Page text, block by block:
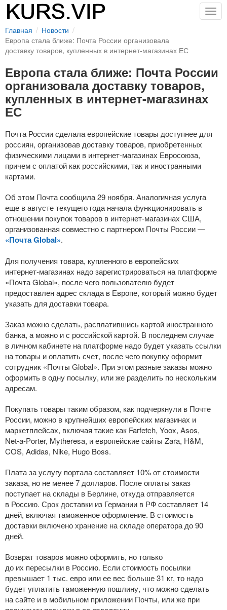
Главная
Новости
Европа стала ближе: Почта России организовала
доставку товаров, купленных в интернет-магазинах ЕС
Европа стала ближе: Почта России
организовала доставку товаров,
купленных в интернет-магазинах
ЕС
Почта России сделала европейские товары доступнее для
россиян, организовав доставку товаров, приобретенных
физическими лицами в интернет-магазинах Евросоюза,
причем с оплатой как российскими, так и иностранными
картами.
Об этом Почта сообщила 29 ноября. Аналогичная услуга
еще в августе текущего года начала функционировать в
отношении покупок товаров в интернет-магазинах США,
организованная совместно с партнером Почты России —
«Почта Global».
Для получения товара, купленного в европейских
интернет-магазинах надо зарегистрироваться на платформе
«Почта Global», после чего пользователю будет
предоставлен адрес склада в Европе, который можно будет
указать для доставки товара.
Заказ можно сделать, расплатившись картой иностранного
банка, а можно и с российской картой. В последнем случае
в личном кабинете на платформе надо будет указать ссылки
на товары и оплатить счет, после чего покупку оформит
сотрудник «Почты Global». При этом разные заказы можно
оформить в одну посылку, или же разделить по нескольким
адресам.
Покупать товары таким образом, как подчеркнули в Почте
России, можно в крупнейших европейских магазинах и
маркетплейсах, включая такие как Farfetch, Yoox, Asos,
Net-a-Porter, Mytheresa, и европейские сайты Zara, H&M,
COS, Adidas, Nike, Hugo Boss.
Плата за услугу портала составляет 10% от стоимости
заказа, но не менее 7 долларов. После оплаты заказ
поступает на склады в Берлине, откуда отправляется
в Россию. Срок доставки из Германии в РФ составляет 14
дней, включая таможенное оформление. В стоимость
доставки включено хранение на складе оператора до 90
дней.
Возврат товаров можно оформить, но только
до их пересылки в Россию. Если стоимость посылки
превышает 1 тыс. евро или ее вес больше 31 кг, то надо
будет уплатить таможенную пошлину, что можно сделать
на сайте и в мобильном приложении Почты, или же при